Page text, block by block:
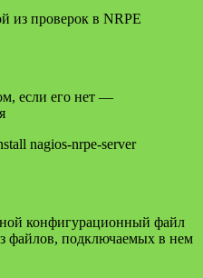
из проверок в NRPE
если его нет —
nagios-nrpe-server
конфигурационный файл
файлов, подключаемых в нем